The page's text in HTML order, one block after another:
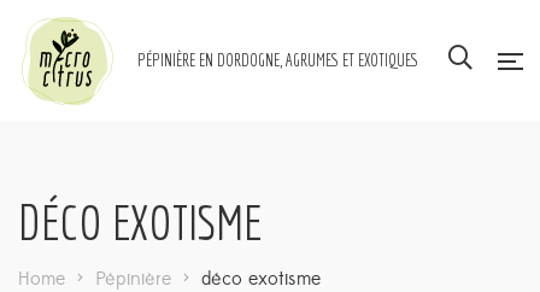
PÉPINIÈRE EN DORDOGNE, AGRUMES ET EXOTIQUES
DÉCO EXOTISME
Home > Pépinière > déco exotisme